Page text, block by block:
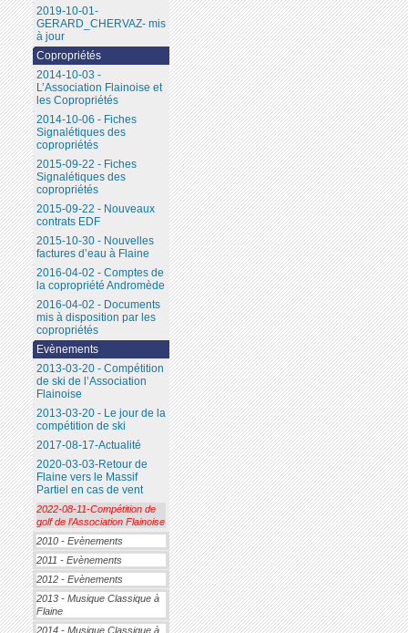
2019-10-01-
GERARD_CHERVAZ- mis
à jour
Copropriétés
2014-10-03 -
L’Association Flainoise et
les Copropriétés
2014-10-06 - Fiches
Signalétiques des
copropriétés
2015-09-22 - Fiches
Signalétiques des
copropriétés
2015-09-22 - Nouveaux
contrats EDF
2015-10-30 - Nouvelles
factures d’eau à Flaine
2016-04-02 - Comptes de
la copropriété Andromède
2016-04-02 - Documents
mis à disposition par les
copropriétés
Evènements
2013-03-20 - Compétition
de ski de l’Association
Flainoise
2013-03-20 - Le jour de la
compétition de ski
2017-08-17-Actualité
2020-03-03-Retour de
Flaine vers le Massif
Partiel en cas de vent
2022-08-11-Compétition de
golf de l’Association Flainoise
2010 - Evènements
2011 - Evènements
2012 - Evènements
2013 - Musique Classique à
Flaine
2014 - Musique Classique à